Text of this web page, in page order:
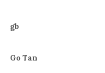
gb
Go Tan